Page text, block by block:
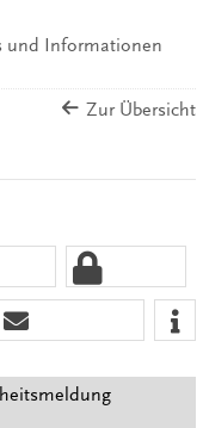
und Informationen
Zur Übersicht